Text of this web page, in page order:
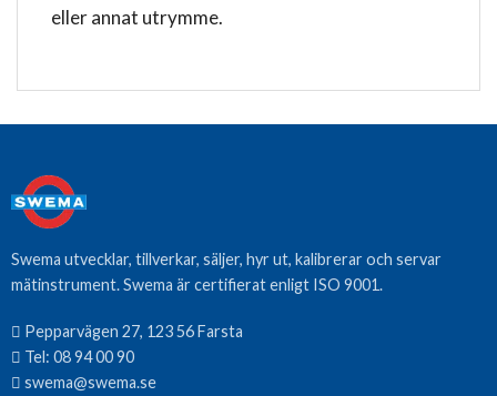
eller annat utrymme.
Swema utvecklar, tillverkar, säljer, hyr ut, kalibrerar och servar
mätinstrument. Swema är certifierat enligt ISO 9001.
Pepparvägen 27, 123 56 Farsta
Tel: 08 94 00 90
swema@swema.se